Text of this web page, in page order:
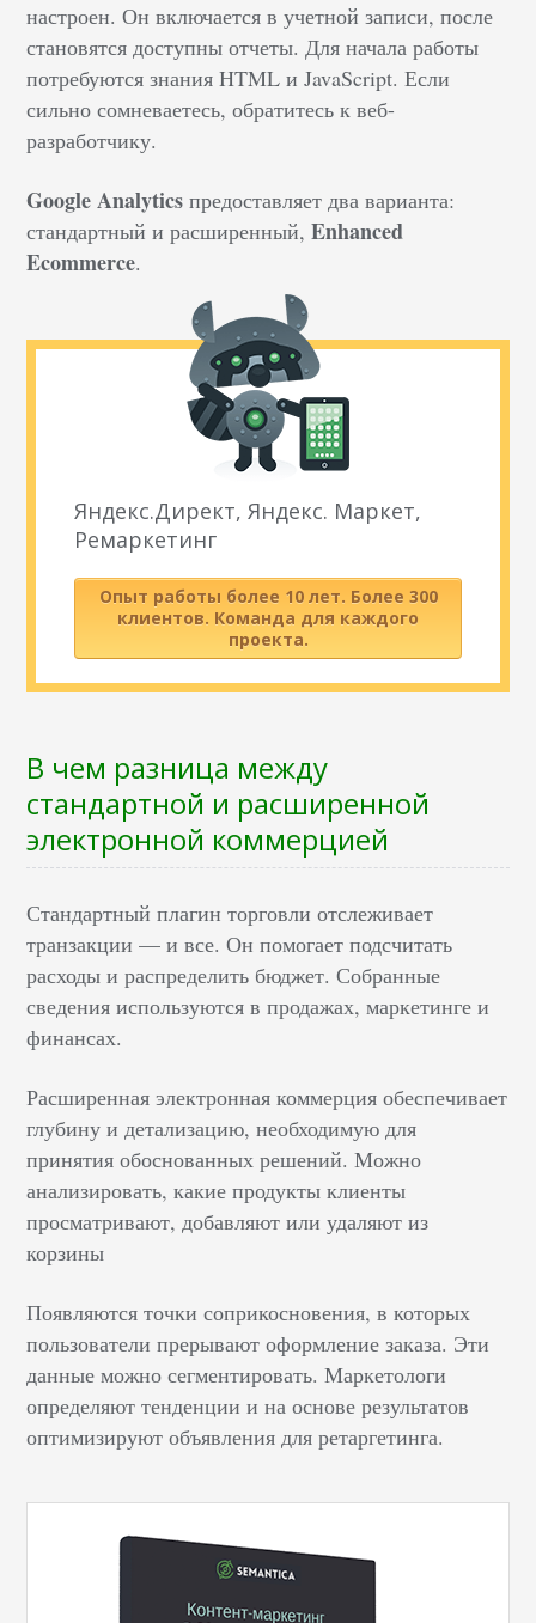
настроен. Он включается в учетной записи, после
становятся доступны отчеты. Для начала работы
потребуются знания HTML и JavaScript. Если
сильно сомневаетесь, обратитесь к веб-
разработчику.
Google Analytics предоставляет два варианта:
стандартный и расширенный,Enhanced
Ecommerce.
Яндекс.Директ, Яндекс. Маркет,
Ремаркетинг
Опыт работы более 10 лет. Более 300
клиентов. Команда для каждого
проекта.
В чем разница между
стандартной и расширенной
электронной коммерцией
Стандартный плагин торговли отслеживает
транзакции — и все. Он помогает подсчитать
расходы и распределить бюджет. Собранные
сведения используются в продажах, маркетинге и
финансах.
Расширенная электронная коммерция обеспечивает
глубину и детализацию, необходимую для
принятия обоснованных решений. Можно
анализировать, какие продукты клиенты
просматривают, добавляют или удаляют из
корзины
Появляются точки соприкосновения, в которых
пользователи прерывают оформление заказа. Эти
данные можно сегментировать. Маркетологи
определяют тенденции и на основе результатов
оптимизируют объявления для ретаргетинга.